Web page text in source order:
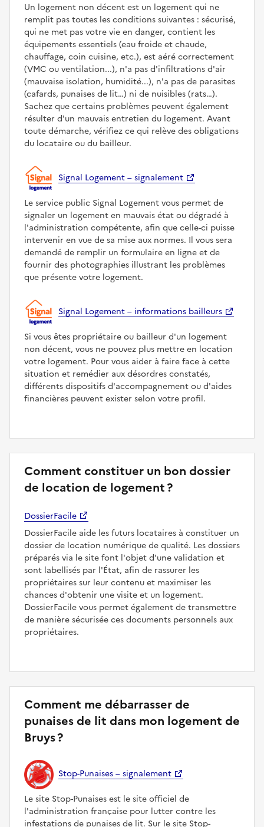
Un logement non décent est un logement qui ne
remplit pas toutes les conditions suivantes : sécurisé,
qui ne met pas votre vie en danger, contient les
équipements essentiels (eau froide et chaude,
chauffage, coin cuisine, etc.), est aéré correctement
(VMC ou ventilation...), n'a pas d'infiltrations d'air
(mauvaise isolation, humidité...), n'a pas de parasites
(cafards, punaises de lit…) ni de nuisibles (rats…).
Sachez que certains problèmes peuvent également
résulter d'un mauvais entretien du logement. Avant
toute démarche, vérifiez ce qui relève des obligations
du locataire ou du bailleur.
Signal Logement – signalement
Le service public Signal Logement vous permet de
signaler un logement en mauvais état ou dégradé à
l'administration compétente, afin que celle-ci puisse
intervenir en vue de sa mise aux normes. Il vous sera
demandé de remplir un formulaire en ligne et de
fournir des photographies illustrant les problèmes
que présente votre logement.
Signal Logement – informations bailleurs
Si vous êtes propriétaire ou bailleur d'un logement
non décent, vous ne pouvez plus mettre en location
votre logement. Pour vous aider à faire face à cette
situation et remédier aux désordres constatés,
différents dispositifs d'accompagnement ou d'aides
financières peuvent exister selon votre profil.
Comment constituer un bon dossier
de location de logement ?
DossierFacile
DossierFacile aide les futurs locataires à constituer un
dossier de location numérique de qualité. Les dossiers
préparés via le site font l'objet d'une validation et
sont labellisés par l'État, afin de rassurer les
propriétaires sur leur contenu et maximiser les
chances d'obtenir une visite et un logement.
DossierFacile vous permet également de transmettre
de manière sécurisée ces documents personnels aux
propriétaires.
Comment me débarrasser de
punaises de lit dans mon logement de
Bruys ?
Stop-Punaises – signalement
Le site Stop-Punaises est le site officiel de
l'administration française pour lutter contre les
infestations de punaises de lit. Sur le site Stop-